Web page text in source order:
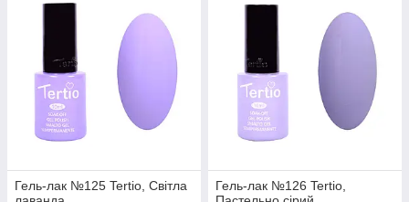
Гель-лак №125 Tertio, Світла
Гель-лак №126 Tertio,